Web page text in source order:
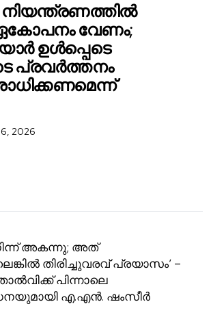
നിയന്ത്രണത്തിൽ
വേണം;
ഉൾപ്പെടെ
പ്രവർത്തനം
2026